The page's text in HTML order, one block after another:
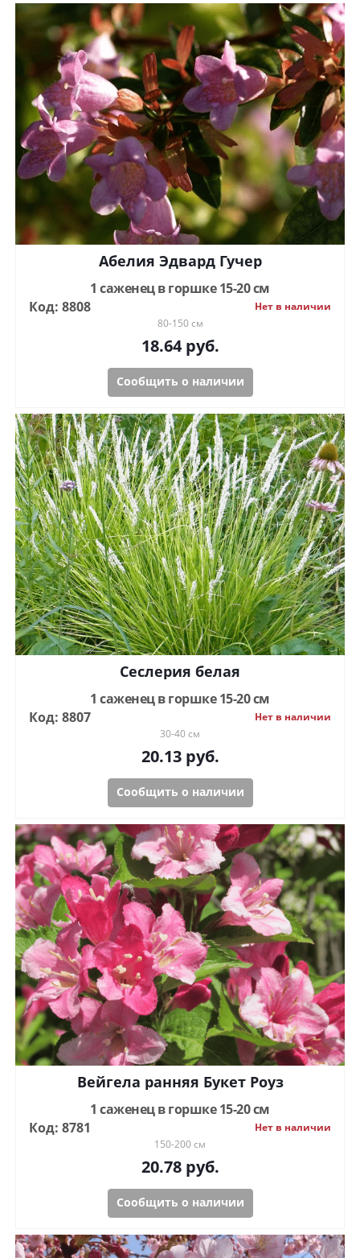
Абелия Эдвард Гучер
1 саженец в горшке 15-20 см
Код: 8808
Нет в наличии
80-150 см
18.64руб.
Сообщить о наличии
Сеслерия белая
1 саженец в горшке 15-20 см
Код: 8807
Нет в наличии
30-40 см
20.13руб.
Сообщить о наличии
Вейгела ранняя Букет Роуз
1 саженец в горшке 15-20 см
Код: 8781
Нет в наличии
150-200 см
20.78руб.
Сообщить о наличии